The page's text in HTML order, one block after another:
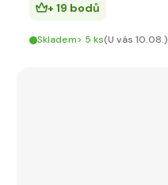
+ 19 bodů
Skladem> 5 ks(U vás 10.08.)